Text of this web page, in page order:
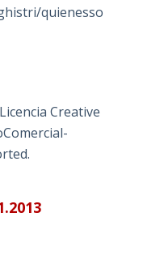
quienesso
Licencia Creative
.